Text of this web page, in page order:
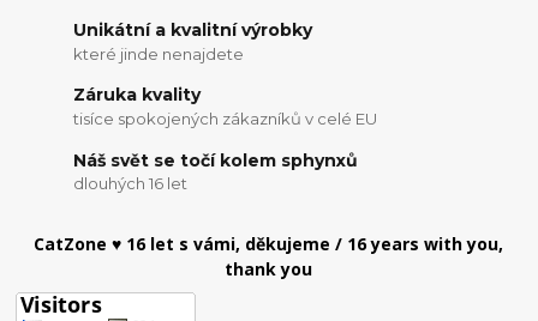
Unikátní a kvalitní výrobky
které jinde nenajdete
Záruka kvality
tisíce spokojených zákazníků v celé EU
Náš svět se točí kolem sphynxů
dlouhých 16 let
CatZone ♥ 16 let s vámi, děkujeme / 16 years with you,
thank you